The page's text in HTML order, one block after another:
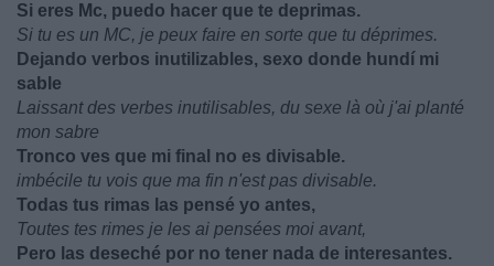
Si eres Mc, puedo hacer que te deprimas.
Si tu es un MC, je peux faire en sorte que tu déprimes.
Dejando verbos inutilizables, sexo donde hundí mi
sable
Laissant des verbes inutilisables, du sexe là où j'ai planté
mon sabre
Tronco ves que mi final no es divisable.
imbécile tu vois que ma fin n'est pas divisable.
Todas tus rimas las pensé yo antes,
Toutes tes rimes je les ai pensées moi avant,
Pero las deseché por no tener nada de interesantes.